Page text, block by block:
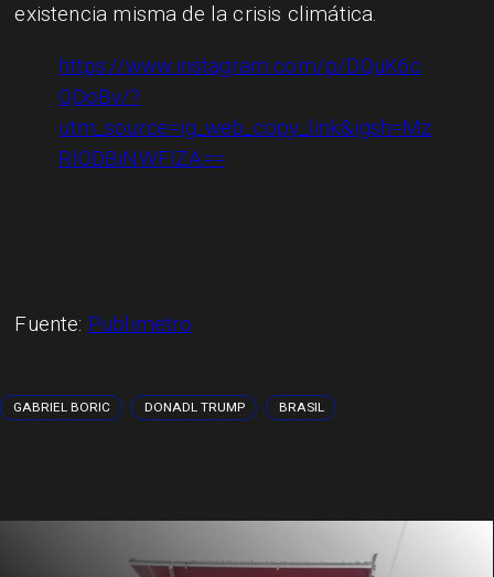
existencia misma de la crisis climática.
https://www.instagram.com/p/DQuK6c
QDoBv/?
utm_source=ig_web_copy_link&igsh=Mz
RlODBiNWFlZA==
Fuente: Publimetro
GABRIEL BORIC DONADL TRUMP BRASIL